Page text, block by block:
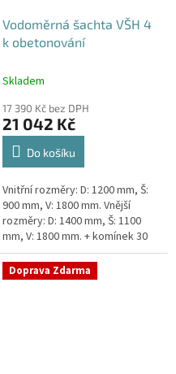
Vodoměrná šachta VŠH 4
k obetonování
Skladem
17 390 Kč bez DPH
21 042 Kč
Do košíku
Vnitřní rozměry: D: 1200 mm, Š:
900 mm, V: 1800 mm. Vnější
rozměry: D: 1400 mm, Š: 1100
mm, V: 1800 mm. + komínek 30
cm. Vodoměrná šachta k
obetonování - pojízdná i pod...
Doprava Zdarma